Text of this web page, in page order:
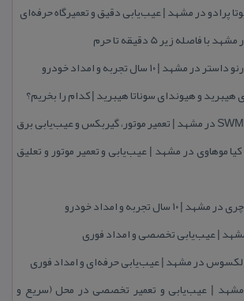
پرادو در مشهد | عیب‌یابی دقیق و تعمیرگاه حرفه‌ای
فاصله زیر 5 دقیقه تا حرم
| ۱۰ سال تجربه و امداد خودرو
هیبرید و هیوندای سوناتا هیبرید | كدام را بخریم؟
موهاوی در مشهد | عیب‌یابی و تعمیر موتور و تعلیق
تجربه و امداد خودرو
مشهد | عیب‌یابی تخصصی و امداد فوری
در مشهد | عیب‌یابی حرفه‌ای و امداد فوری
مشهد | عیب‌یابی و تعمیر تخصصی در محل (سریع و